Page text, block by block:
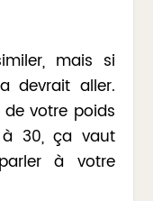
mais si
devrait aller.
de votre poids
30, ça vaut
à votre